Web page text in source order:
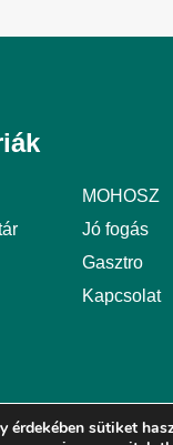
MOHOSZ
Jó fogás
Gasztro
Kapcsolat
érdekében sütiket